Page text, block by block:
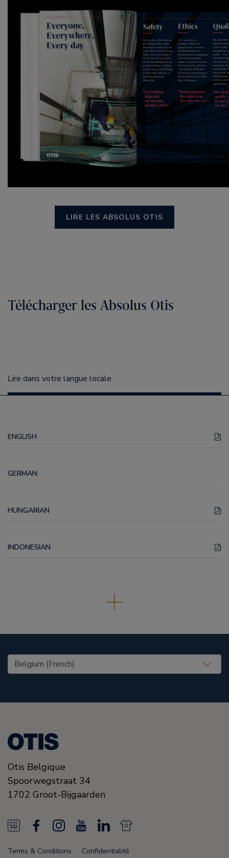
LIRE LES ABSOLUS OTIS
Télécharger les Absolus Otis
Lire dans votre langue locale
ENGLISH
GERMAN
HUNGARIAN
INDONESIAN
United States (EN)
Otis Belgique
Spoorwegstraat 34
1702 Groot-Bijgaarden
N
e
I
L
i
N
Terms & Conditions Confidentialité